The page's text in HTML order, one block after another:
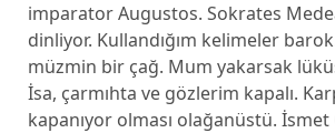
imparator Augustos. Sokrates
dinliyor. Kullandığım kelimeler
müzmin bir çağ. Mum yakarsak
İsa, çarmıhta ve gözlerim kapalı.
kapanıyor olması olağanüstü.